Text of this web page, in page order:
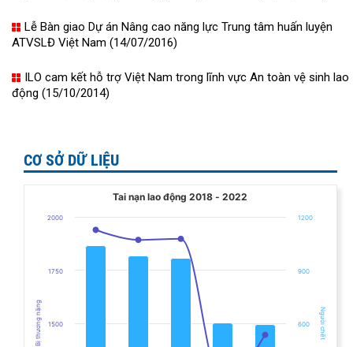
Lễ Bàn giao Dự án Nâng cao năng lực Trung tâm huấn luyện
ATVSLĐ Việt Nam (14/07/2016)
ILO cam kết hỗ trợ Việt Nam trong lĩnh vực An toàn vệ sinh lao
động (15/10/2014)
CƠ SỞ DỮ LIỆU
Tai nạn lao động 2018 - 2022
Combination chart with 2 data series.
The chart has 1 X axis displaying categories.
The chart has 2 Y axes displaying Bị thương nặng, and Người
Bị thương nặng Người chết
Tai nạn lao động 2018 - 2022
1500
1750
2000
600
900
1200